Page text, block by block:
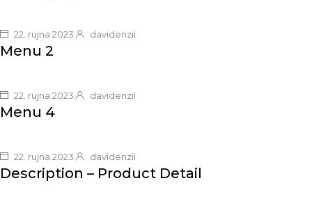
22. rujna 2023. davidenzii
Menu 2
22. rujna 2023. davidenzii
Menu 4
22. rujna 2023. davidenzii
Description – Product Detail